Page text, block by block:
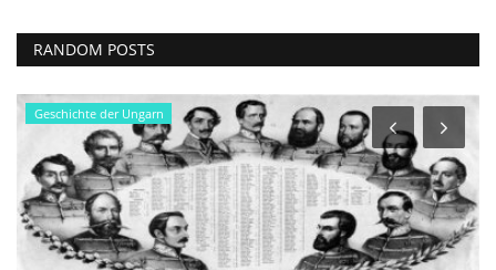
RANDOM POSTS
Geschichte der Ungarn